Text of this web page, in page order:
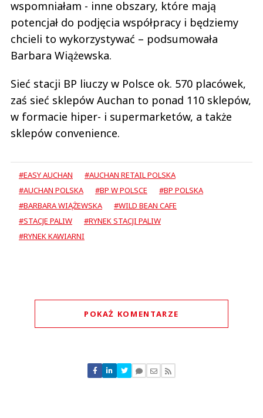
wspomniałam - inne obszary, które mają
potencjał do podjęcia współpracy i będziemy
chcieli to wykorzystywać – podsumowała
Barbara Wiążewska.
Sieć stacji BP liuczy w Polsce ok. 570 placówek,
zaś sieć sklepów Auchan to ponad 110 sklepów,
w formacie hiper- i supermarketów, a także
sklepów convenience.
#EASY AUCHAN
#AUCHAN RETAIL POLSKA
#AUCHAN POLSKA
#BP W POLSCE
#BP POLSKA
#BARBARA WIĄŻEWSKA
#WILD BEAN CAFE
#STACJE PALIW
#RYNEK STACJI PALIW
#RYNEK KAWIARNI
POKAŻ KOMENTARZE
Nie znaleziono komentarzy
Zostaw swoje komentarze